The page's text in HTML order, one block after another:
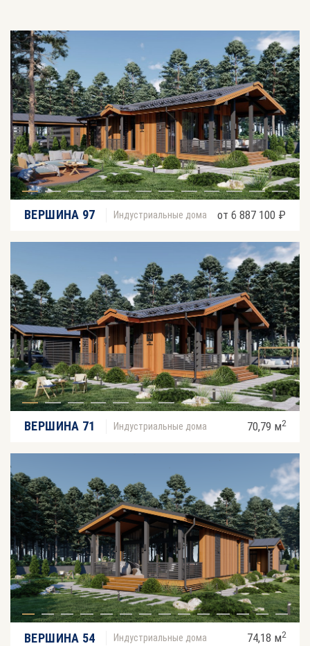
ВЕРШИНА 97 Индустриальные дома от 6 887 100 ₽
ВЕРШИНА 71 Индустриальные дома 70,79 м2
ВЕРШИНА 54 Индустриальные дома 74,18 м2